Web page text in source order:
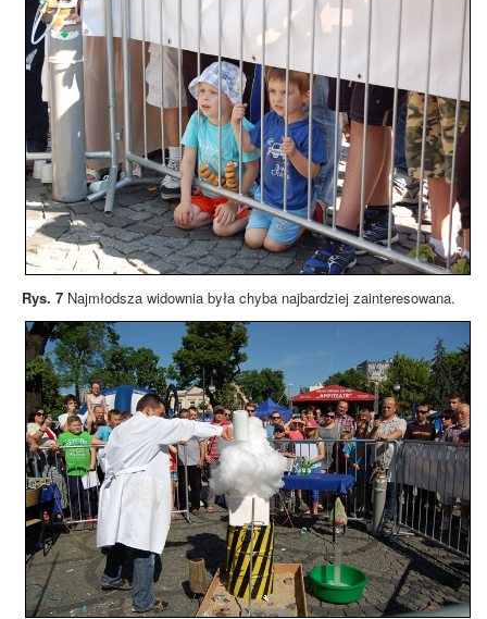
Rys. 7 Najmłodsza widownia była chyba najbardziej zainteresowana.